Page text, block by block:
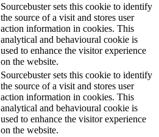
Sourcebuster sets this cookie to identify
the source of a visit and stores user
action information in cookies. This
analytical and behavioural cookie is
used to enhance the visitor experience
on the website.
Sourcebuster sets this cookie to identify
the source of a visit and stores user
action information in cookies. This
analytical and behavioural cookie is
used to enhance the visitor experience
on the website.